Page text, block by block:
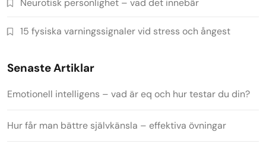
Neurotisk personlighet – vad det innebär
15 fysiska varningssignaler vid stress och ångest
Senaste Artiklar
Emotionell intelligens – vad är eq och hur testar du din?
Hur får man bättre självkänsla – effektiva övningar